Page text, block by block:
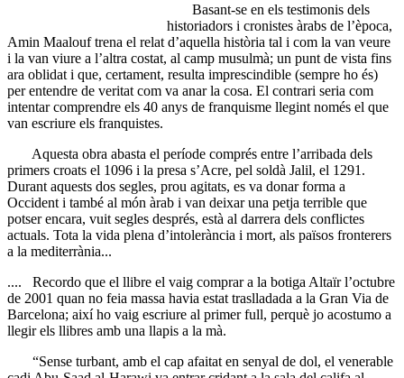
Basant-se en els testimonis dels
historiadors i cronistes àrabs de l’època,
Amin Maalouf trena el relat d’aquella història tal i com la van veure
i la van viure a l’altra costat, al camp musulmà; un punt de vista fins
ara oblidat i que, certament, resulta imprescindible (sempre ho és)
per entendre de veritat com va anar la cosa. El contrari seria com
intentar comprendre els 40 anys de franquisme llegint només el que
van escriure els franquistes.
Aquesta obra abasta el període comprés entre l’arribada dels
primers croats el 1096 i la presa s’Acre, pel soldà Jalil, el 1291.
Durant aquests dos segles, prou agitats, es va donar forma a
Occident i també al món àrab i van deixar una petja terrible que
potser encara, vuit segles després, està al darrera dels conflictes
actuals. Tota la vida plena d’intolerància i mort, als països fronterers
a la mediterrània...
.... Recordo que el llibre el vaig comprar a la botiga Altaïr l’octubre
de 2001 quan no feia massa havia estat traslladada a la Gran Via de
Barcelona; així ho vaig escriure al primer full, perquè jo acostumo a
llegir els llibres amb una llapis a la mà.
“Sense turbant, amb el cap afaitat en senyal de dol, el venerable